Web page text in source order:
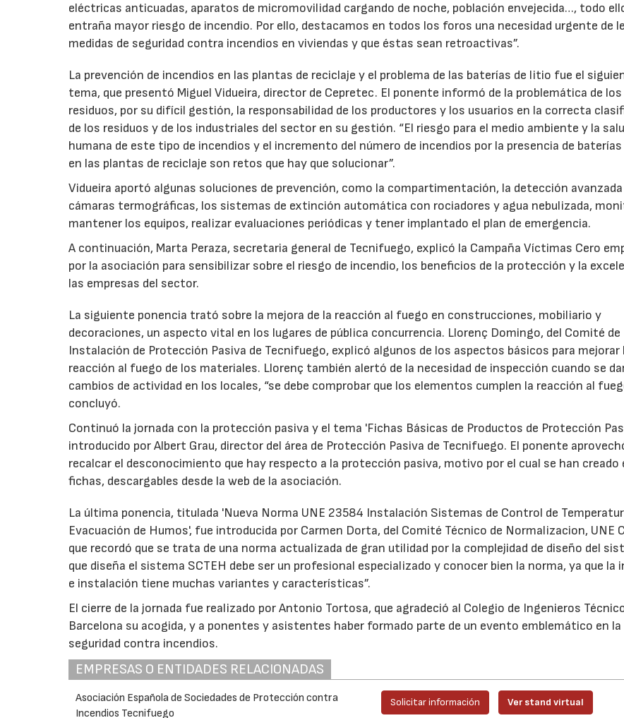
eléctricas anticuadas, aparatos de micromovilidad cargando de noche, población envejecida…, todo
entraña mayor riesgo de incendio. Por ello, destacamos en todos los foros una necesidad urgente de
medidas de seguridad contra incendios en viviendas y que éstas sean retroactivas”.
La prevención de incendios en las plantas de reciclaje y el problema de las baterías de litio fue el
tema, que presentó Miguel Vidueira, director de Cepretec. El ponente informó de la problemática de los
residuos, por su difícil gestión, la responsabilidad de los productores y los usuarios en la correcta
de los residuos y de los industriales del sector en su gestión. “El riesgo para el medio ambiente y la
humana de este tipo de incendios y el incremento del número de incendios por la presencia de
en las plantas de reciclaje son retos que hay que solucionar”.
Vidueira aportó algunas soluciones de prevención, como la compartimentación, la detección
cámaras termográficas, los sistemas de extinción automática con rociadores y agua nebulizada,
mantener los equipos, realizar evaluaciones periódicas y tener implantado el plan de emergencia.
A continuación, Marta Peraza, secretaria general de Tecnifuego, explicó la Campaña Víctimas Cero
por la asociación para sensibilizar sobre el riesgo de incendio, los beneficios de la protección y la
las empresas del sector.
La siguiente ponencia trató sobre la mejora de la reacción al fuego en construcciones, mobiliario y
decoraciones, un aspecto vital en los lugares de pública concurrencia. Llorenç Domingo, del Comité de
Instalación de Protección Pasiva de Tecnifuego, explicó algunos de los aspectos básicos para mejorar
reacción al fuego de los materiales. Llorenç también alertó de la necesidad de inspección cuando se
cambios de actividad en los locales, “se debe comprobar que los elementos cumplen la reacción al
concluyó.
Continuó la jornada con la protección pasiva y el tema 'Fichas Básicas de Productos de Protección
introducido por Albert Grau, director del área de Protección Pasiva de Tecnifuego. El ponente
recalcar el desconocimiento que hay respecto a la protección pasiva, motivo por el cual se han creado
fichas, descargables desde la web de la asociación.
La última ponencia, titulada 'Nueva Norma UNE 23584 Instalación Sistemas de Control de
Evacuación de Humos', fue introducida por Carmen Dorta, del Comité Técnico de Normalizacion, UNE
que recordó que se trata de una norma actualizada de gran utilidad por la complejidad de diseño del
que diseña el sistema SCTEH debe ser un profesional especializado y conocer bien la norma, ya que la
e instalación tiene muchas variantes y características”.
El cierre de la jornada fue realizado por Antonio Tortosa, que agradeció al Colegio de Ingenieros
Barcelona su acogida, y a ponentes y asistentes haber formado parte de un evento emblemático en la
seguridad contra incendios.
EMPRESAS O ENTIDADES RELACIONADAS
Asociación Española de Sociedades de Protección contra
Incendios Tecnifuego
Solicitar información Ver stand virtual